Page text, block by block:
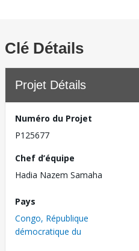
Clé Détails
Projet Détails
Numéro du Projet
P125677
Chef d’équipe
Hadia Nazem Samaha
Pays
Congo, République
démocratique du